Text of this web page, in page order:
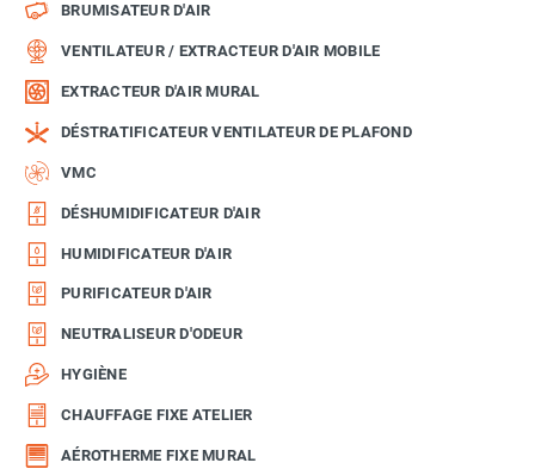
BRUMISATEUR D'AIR
VENTILATEUR / EXTRACTEUR D'AIR MOBILE
EXTRACTEUR D'AIR MURAL
DÉSTRATIFICATEUR VENTILATEUR DE PLAFOND
VMC
DÉSHUMIDIFICATEUR D'AIR
HUMIDIFICATEUR D'AIR
PURIFICATEUR D'AIR
NEUTRALISEUR D'ODEUR
HYGIÈNE
CHAUFFAGE FIXE ATELIER
AÉROTHERME FIXE MURAL